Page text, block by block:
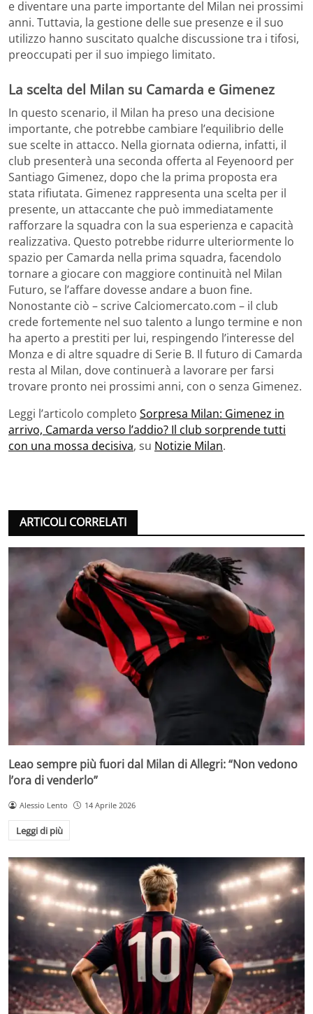
e diventare una parte importante del Milan nei prossimi
anni. Tuttavia, la gestione delle sue presenze e il suo
utilizzo hanno suscitato qualche discussione tra i tifosi,
preoccupati per il suo impiego limitato.
La scelta del Milan su Camarda e Gimenez
In questo scenario, il Milan ha preso una decisione
importante, che potrebbe cambiare l’equilibrio delle
sue scelte in attacco. Nella giornata odierna, infatti, il
club presenterà una seconda offerta al Feyenoord per
Santiago Gimenez, dopo che la prima proposta era
stata rifiutata. Gimenez rappresenta una scelta per il
presente, un attaccante che può immediatamente
rafforzare la squadra con la sua esperienza e capacità
realizzativa. Questo potrebbe ridurre ulteriormente lo
spazio per Camarda nella prima squadra, facendolo
tornare a giocare con maggiore continuità nel Milan
Futuro, se l’affare dovesse andare a buon fine.
Nonostante ciò – scrive Calciomercato.com – il club
crede fortemente nel suo talento a lungo termine e non
ha aperto a prestiti per lui, respingendo l’interesse del
Monza e di altre squadre di Serie B. Il futuro di Camarda
resta al Milan, dove continuerà a lavorare per farsi
trovare pronto nei prossimi anni, con o senza Gimenez.
Leggi l’articolo completo Sorpresa Milan: Gimenez in
arrivo, Camarda verso l’addio? Il club sorprende tutti
con una mossa decisiva, su Notizie Milan.
ARTICOLI CORRELATI
Leao sempre più fuori dal Milan di Allegri: “Non vedono
l’ora di venderlo”
Alessio Lento 14 Aprile 2026
Leggi di più